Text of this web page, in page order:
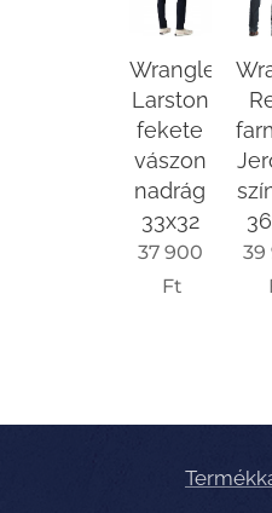
Wrangler
Larston
fekete
vászon
nadrág
33x32
37 900
Ft
39